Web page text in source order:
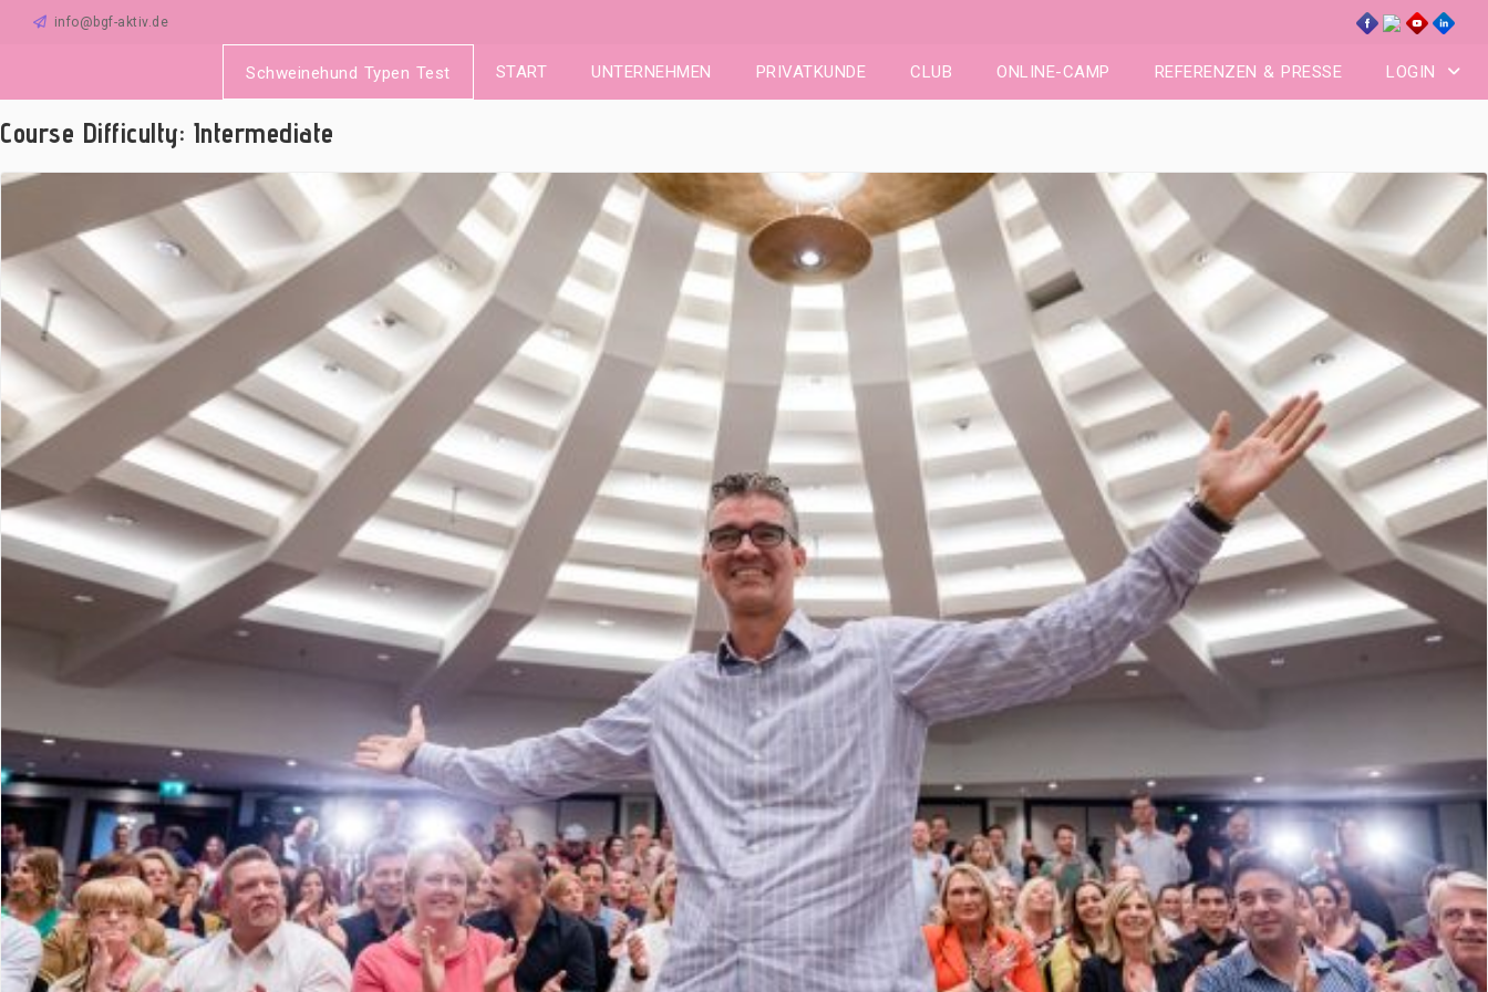
Inhalt
info@bgf-aktiv.de
Schweinehund Typen Test START UNTERNEHMEN PRIVATKUNDE CLUB ONLINE-CAMP REFERENZEN & PRESSE LOGIN
Course Difficulty: Intermediate